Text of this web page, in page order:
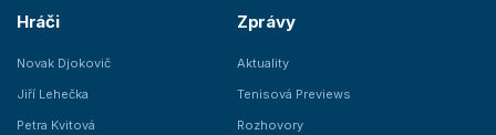
Hráči
Novak Djokovič
Jiří Lehečka
Petra Kvitová
Zprávy
Aktuality
Tenisová Previews
Rozhovory